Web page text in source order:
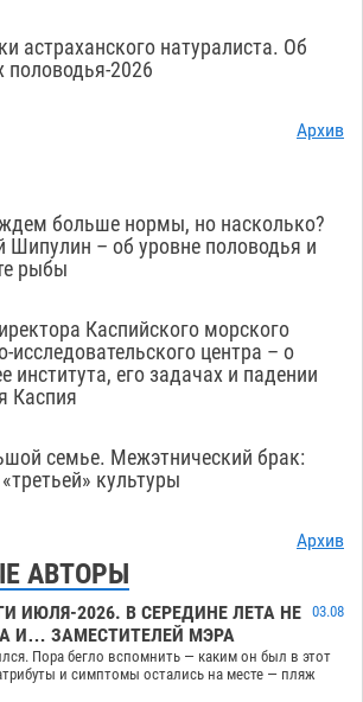
астраханского натуралиста. Об
половодья-2026
Архив
больше нормы, но насколько?
Шипулин – об уровне половодья и
рыбы
Каспийского морского
исследовательского центра – о
института, его задачах и падении
Каспия
семье. Межэтнический брак:
культуры
Архив
АВТОРЫ
ИЮЛЯ-2026. В СЕРЕДИНЕ ЛЕТА НЕ
И… ЗАМЕСТИТЕЛЕЙ МЭРА
03.08
Пора бегло вспомнить — каким он был в этот
и симптомы остались на месте — пляж